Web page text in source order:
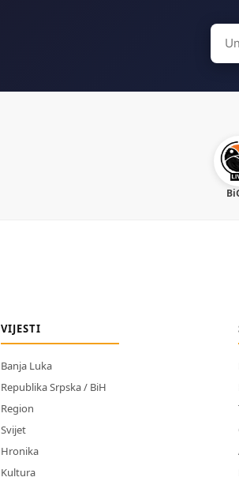
for:
VIJESTI
Banja Luka
Republika Srpska / BiH
Region
Svijet
Hronika
Kultura